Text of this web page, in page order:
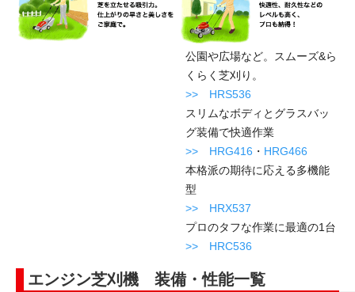
公園や広場など。スムーズ&ら
くらく芝刈り。
>> HRS536
スリムなボディとグラスバッ
グ装備で快適作業
>> HRG416 ・ HRG466
本格派の期待に応える多機能
型
>> HRX537
プロのタフな作業に最適の1台
>> HRC536
エンジン芝刈機 装備・性能一覧